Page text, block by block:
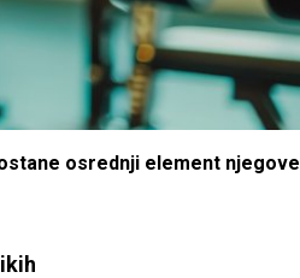
osrednji element njegove